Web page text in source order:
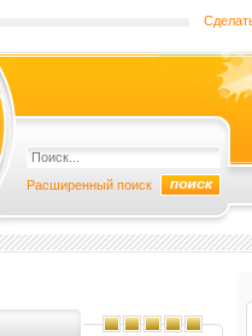
Расширенный поиск